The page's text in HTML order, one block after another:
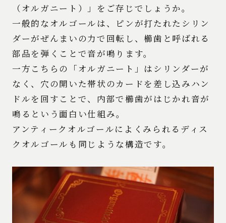
（オルガニート）」をご存じでしょうか。
一般的なオルゴールは、ピンが打たれたシリン
ダーがぜんまいの力で回転し、櫛歯と呼ばれる
部品を弾くことで音が鳴ります。
一方こちらの「オルガニート」はシリンダーが
なく、穴の開いた帯状のカードを差し込みハン
ドルを回すことで、内部で櫛歯がはじかれ音が
鳴るという面白い仕組み。
アンティークオルゴールによくみられるディス
クオルゴールも同じような構造です。